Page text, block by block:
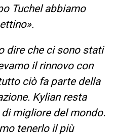
Tuchel abbiamo
dire che ci sono stati
il rinnovo con
ciò fa parte della
Kylian resta
migliore del mondo.
tenerlo il più